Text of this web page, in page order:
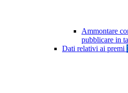
Ammontare
pubblicare in
Dati relativi ai premi